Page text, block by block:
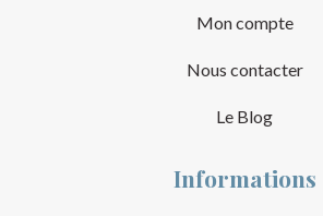
Mon compte
Nous contacter
Le Blog
Informations